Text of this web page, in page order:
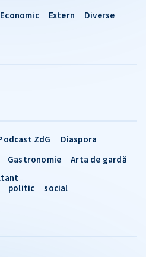
Economic Extern Diverse
ZdG
Diaspora
Gastronomie
Arta de gardă
politic social